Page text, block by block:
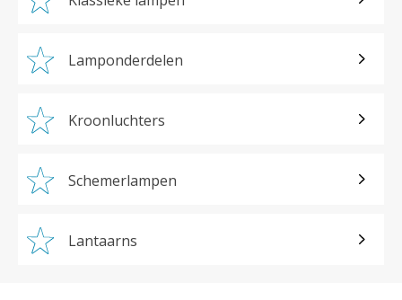
Lamponderdelen
Kroonluchters
Schemerlampen
Lantaarns